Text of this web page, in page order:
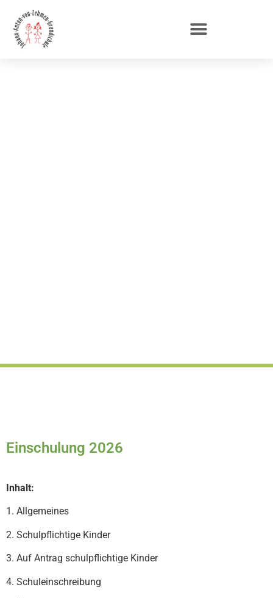
Einschulung 2026
Inhalt:
1. Allgemeines
2. Schulpflichtige Kinder
3. Auf Antrag schulpflichtige Kinder
4. Schuleinschreibung